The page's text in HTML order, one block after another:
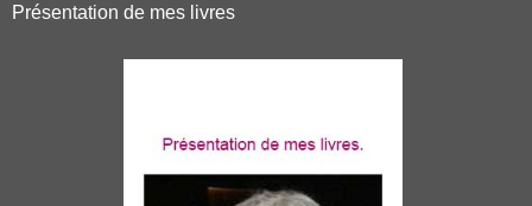
Présentation de mes livres